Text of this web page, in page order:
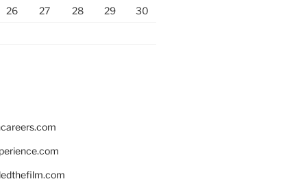
26 27 28 29
30